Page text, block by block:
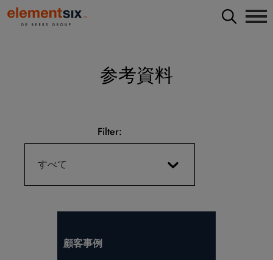
参考資料
Filter:
すべて
顧客事例